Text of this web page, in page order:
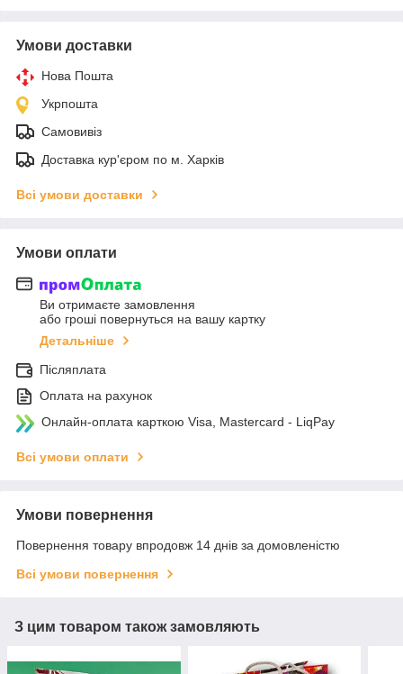
Умови доставки
Нова Пошта
Укрпошта
Самовивіз
Доставка кур'єром по м. Харків
Всі умови доставки
Умови оплати
Ви отримаєте замовлення
або гроші повернуться на вашу картку
Детальніше
Післяплата
Оплата на рахунок
Онлайн-оплата карткою Visa, Mastercard - LiqPay
Всі умови оплати
Умови повернення
Повернення товару впродовж 14 днів за домовленістю
Всі умови повернення
З цим товаром також замовляють